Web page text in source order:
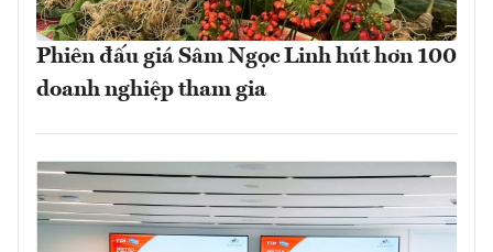
Phiên đấu giá Sâm Ngọc Linh hút hơn 100
doanh nghiệp tham gia